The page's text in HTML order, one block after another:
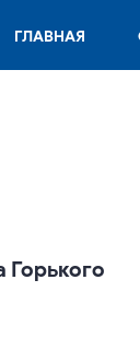
ГЛАВНАЯ
Горького